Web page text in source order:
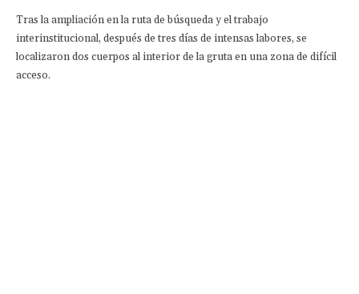
Tras la ampliación en la ruta de búsqueda y el trabajo
interinstitucional, después de tres días de intensas labores, se
localizaron dos cuerpos al interior de la gruta en una zona de difícil
acceso.